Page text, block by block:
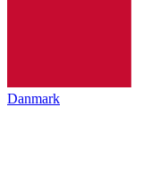
Danmark